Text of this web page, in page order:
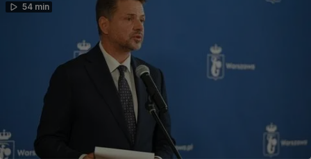
54 min